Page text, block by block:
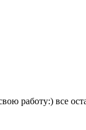
работу:) все